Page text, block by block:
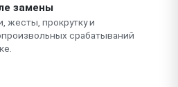
замены
жесты, прокрутку и
срабатываний